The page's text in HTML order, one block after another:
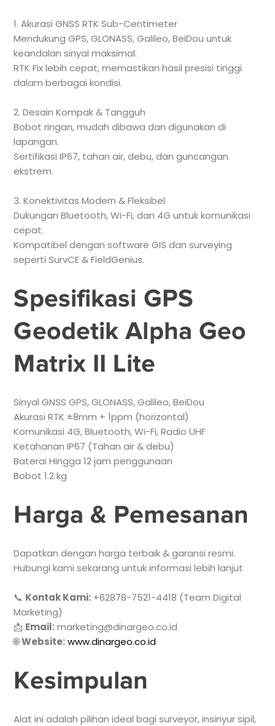
1. Akurasi GNSS RTK Sub-Centimeter
Mendukung GPS, GLONASS, Galileo, BeiDou untuk
keandalan sinyal maksimal.
RTK Fix lebih cepat, memastikan hasil presisi tinggi
dalam berbagai kondisi.
2. Desain Kompak & Tangguh
Bobot ringan, mudah dibawa dan digunakan di
lapangan.
Sertifikasi IP67, tahan air, debu, dan guncangan
ekstrem.
3. Konektivitas Modern & Fleksibel
Dukungan Bluetooth, Wi-Fi, dan 4G untuk komunikasi
cepat.
Kompatibel dengan software GIS dan surveying
seperti SurvCE & FieldGenius.
Spesifikasi GPS
Geodetik Alpha Geo
Matrix II Lite
Sinyal GNSS GPS, GLONASS, Galileo, BeiDou
Akurasi RTK ±8mm + 1ppm (horizontal)
Komunikasi 4G, Bluetooth, Wi-Fi, Radio UHF
Ketahanan IP67 (Tahan air & debu)
Baterai Hingga 12 jam penggunaan
Bobot 1.2 kg
Harga & Pemesanan
Dapatkan dengan harga terbaik & garansi resmi.
Hubungi kami sekarang untuk informasi lebih lanjut
📞 Kontak Kami: +62878-7521-4418 (Team Digital
Marketing)
📩 Email:marketing@dinargeo.co.id
🌐Website: www.dinargeo.co.id
Kesimpulan
Alat ini adalah pilihan ideal bagi surveyor, insinyur sipil,